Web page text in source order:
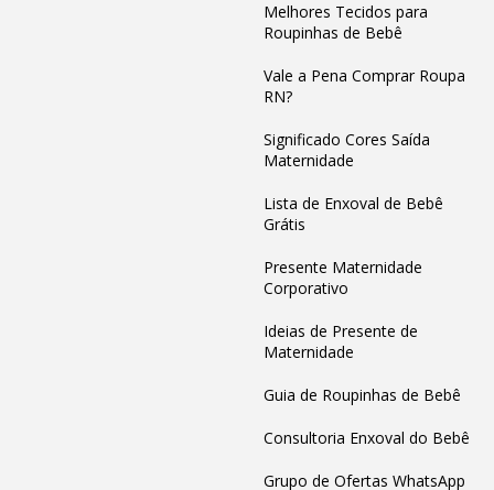
Melhores Tecidos para
Roupinhas de Bebê
Vale a Pena Comprar Roupa
RN?
Significado Cores Saída
Maternidade
Lista de Enxoval de Bebê
Grátis
Presente Maternidade
Corporativo
Ideias de Presente de
Maternidade
Guia de Roupinhas de Bebê
Consultoria Enxoval do Bebê
Grupo de Ofertas WhatsApp